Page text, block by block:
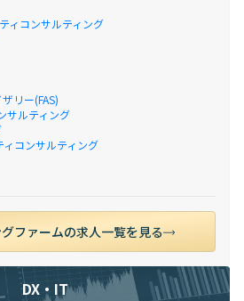
ィコンサルティング
リー(FAS)
サルティング
コンサルティング
ファームの求人一覧を見る
DX・IT